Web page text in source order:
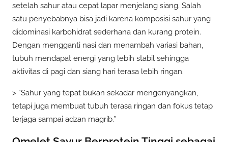
setelah sahur atau cepat lapar menjelang siang. Salah
satu penyebabnya bisa jadi karena komposisi sahur yang
didominasi karbohidrat sederhana dan kurang protein.
Dengan mengganti nasi dan menambah variasi bahan,
tubuh mendapat energi yang lebih stabil sehingga
aktivitas di pagi dan siang hari terasa lebih ringan.
> “Sahur yang tepat bukan sekadar mengenyangkan,
tetapi juga membuat tubuh terasa ringan dan fokus tetap
terjaga sampai adzan magrib.”